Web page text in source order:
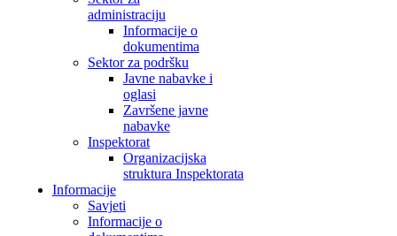
administraciju
Informacije o
dokumentima
Sektor za podršku
Javne nabavke i
oglasi
Završene javne
nabavke
Inspektorat
Organizacijska
struktura Inspektorata
Informacije
Savjeti
Informacije o